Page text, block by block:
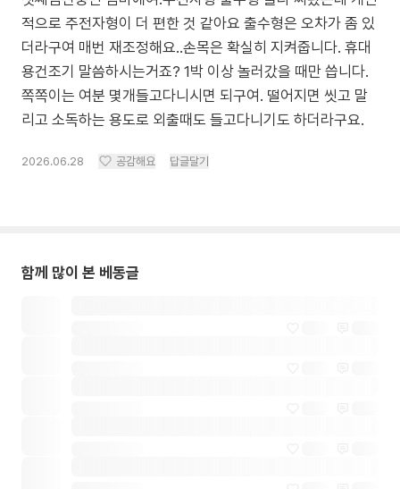
적으로 주전자형이 더 편한 것 같아요 출수형은 오차가 좀 있
더라구여 매번 재조정해요..손목은 확실히 지켜줍니다. 휴대
용건조기 말씀하시는거죠? 1박 이상 놀러갔을 때만 씁니다.
쪽쪽이는 여분 몇개들고다니시면 되구여. 떨어지면 씻고 말
리고 소독하는 용도로 외출때도 들고다니기도 하더라구요.
2026.06.28 공감해요 답글달기
함께 많이 본 베동글